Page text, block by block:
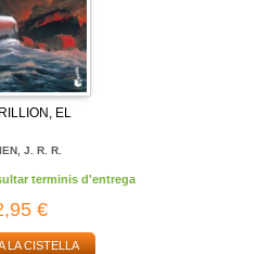
EL
J. R. R.
terminis d'entrega
€
LA CISTELLA